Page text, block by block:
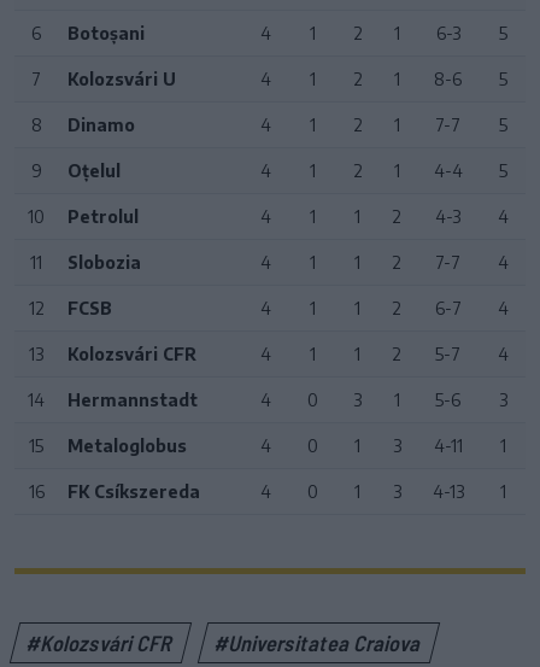
6 Botoșani 4 1 2 1 6-3 5
7 Kolozsvári U 4 1 2 1 8-6 5
8 Dinamo 4 1 2 1 7-7 5
9 Oțelul 4 1 2 1 4-4 5
10 Petrolul 4 1 1 2 4-3 4
11 Slobozia 4 1 1 2 7-7 4
12 FCSB 4 1 1 2 6-7 4
13 Kolozsvári CFR 4 1 1 2 5-7 4
14 Hermannstadt 4 0 3 1 5-6 3
15 Metaloglobus 4 0 1 3 4-11 1
16 FK Csíkszereda 4 0 1 3 4-13 1
#Kolozsvári CFR #Universitatea Craiova